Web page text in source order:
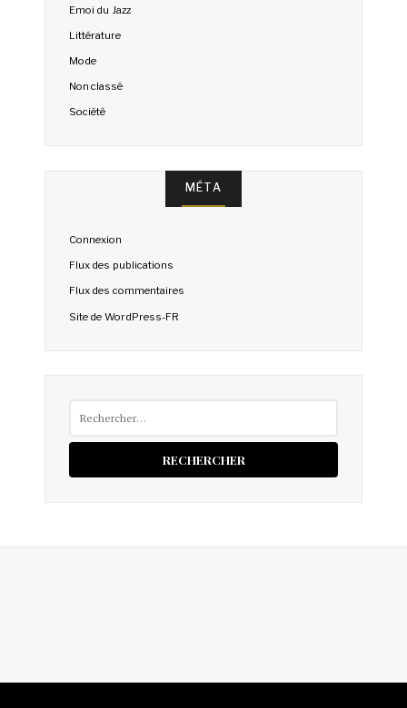
Emoi du Jazz
Littérature
Mode
Non classé
Société
MÉTA
Connexion
Flux des publications
Flux des commentaires
Site de WordPress-FR